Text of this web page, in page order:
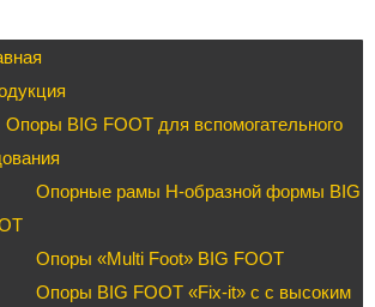
Опоры BIG FOOT для вспомогательного
Опорные рамы H-образной формы BIG
Опоры «Multi Foot» BIG FOOT
Опоры BIG FOOT «Fix-it» c с высоким